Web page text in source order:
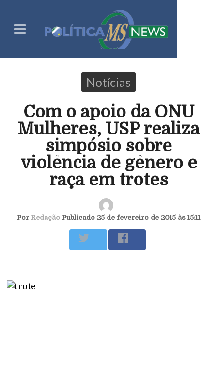
Notícias
Com o apoio da ONU
Mulheres, USP realiza
simpósio sobre
violência de gênero e
raça em trotes
Por Redação Publicado 25 de fevereiro de 2015 às 15:11